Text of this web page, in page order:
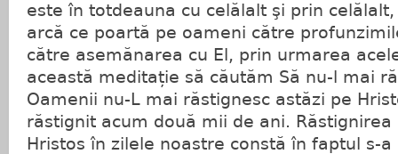
este în totdeauna cu celălalt şi prin
arcă ce poartă pe oameni către
către asemănarea cu El, prin urmarea
această meditație să căutăm Să nu-l mai
Oamenii nu-L mai răstignesc astăzi pe
răstignit acum două mii de ani.
Hristos în zilele noastre constă în faptul s-